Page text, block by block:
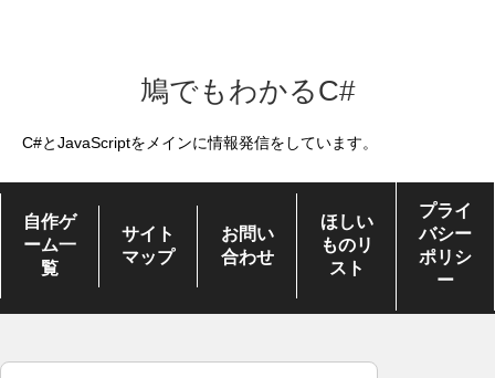
鳩でもわかるC#
C#とJavaScriptをメインに情報発信をしています。
自作ゲ
ーム一
覧
サイト
マップ
お問い
合わせ
ほしい
ものリ
スト
プライ
バシー
ポリシ
ー